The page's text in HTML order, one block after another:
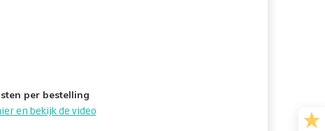
per bestelling
en bekijk de video